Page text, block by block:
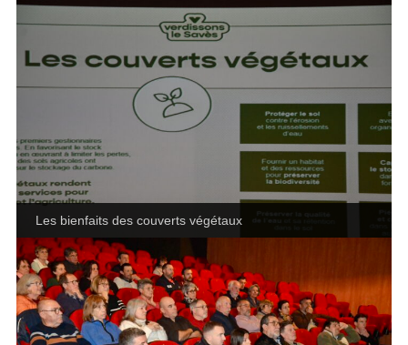
Les bienfaits des couverts végétaux